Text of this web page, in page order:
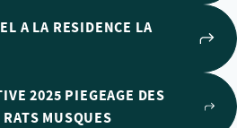
A LA RESIDENCE LA
2025 PIEGEAGE DES
MUSQUES